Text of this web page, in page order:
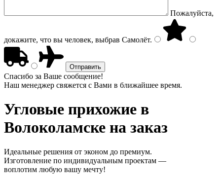
Пожалуйста,
докажите, что вы человек, выбрав Самолёт.
Спасибо за Ваше сообщение!
Наш менеджер свяжется с Вами в ближайшее время.
Угловые прихожие в
Волоколамске на заказ
Идеальные решения от эконом до премиум.
Изготовление по индивидуальным проектам —
воплотим любую вашу мечту!